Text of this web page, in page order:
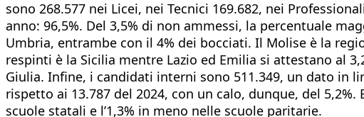
sono 268.577 nei Licei, nei Tecnici 169.682, nei
anno: 96,5%. Del 3,5% di non ammessi, la percentuale
Umbria, entrambe con il 4% dei bocciati. Il Molise è la
respinti è la Sicilia mentre Lazio ed Emilia si attestano al
Giulia. Infine, i candidati interni sono 511.349, un dato in
rispetto ai 13.787 del 2024, con un calo, dunque, del
scuole statali e l’1,3% in meno nelle scuole paritarie.